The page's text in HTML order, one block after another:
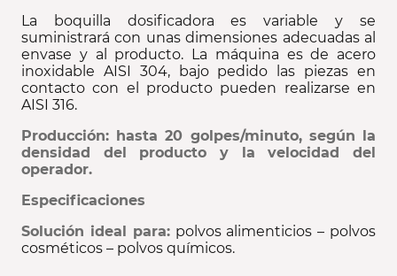
La boquilla dosificadora es variable y se
suministrará con unas dimensiones adecuadas al
envase y al producto. La máquina es de acero
inoxidable AISI 304, bajo pedido las piezas en
contacto con el producto pueden realizarse en
AISI 316.
Producción: hasta 20 golpes/minuto, según la
densidad del producto y la velocidad del
operador.
Especificaciones
Solución ideal para:polvos alimenticios – polvos
cosméticos – polvos químicos.